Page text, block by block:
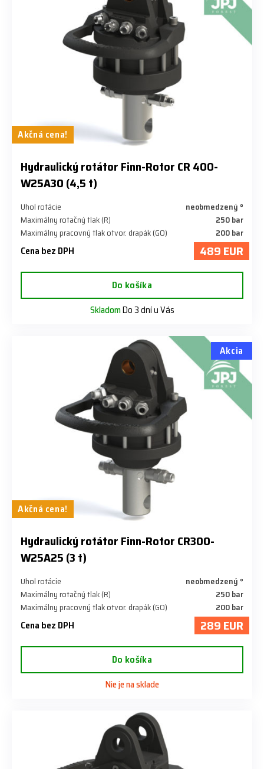
Akčná cena!
​Hydraulický rotátor Finn-Rotor CR 400-
W25A30 (4,5 t)
Uhol rotácie
neobmedzený °
Maximálny rotačný tlak (R)
250 bar
Maximálny pracovný tlak otvor. drapák (GO)
200 bar
Cena bez DPH 489 EUR
Do košíka
SkladomDo 3 dní u Vás
Akcia
Akčná cena!
​Hydraulický rotátor Finn-Rotor CR300-
W25A25 (3 t)
Uhol rotácie
neobmedzený °
Maximálny rotačný tlak (R)
250 bar
Maximálny pracovný tlak otvor. drapák (GO)
200 bar
Cena bez DPH 289 EUR
Do košíka
Nie je na sklade